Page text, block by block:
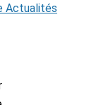
Actualités